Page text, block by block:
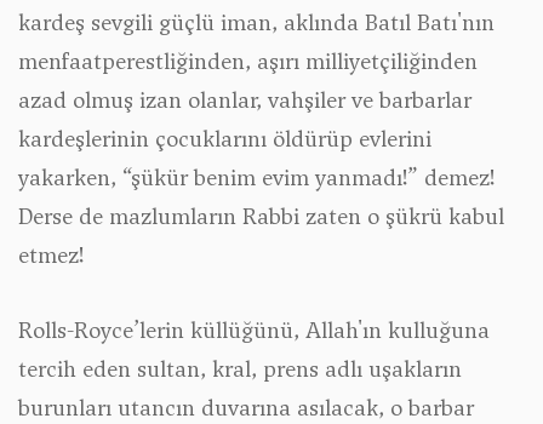
kardeş sevgili güçlü iman, aklında Batıl Batı'nın
menfaatperestliğinden, aşırı milliyetçiliğinden
azad olmuş izan olanlar, vahşiler ve barbarlar
kardeşlerinin çocuklarını öldürüp evlerini
yakarken, “şükür benim evim yanmadı!” demez!
Derse de mazlumların Rabbi zaten o şükrü kabul
etmez!
Rolls-Royce’lerin küllüğünü, Allah'ın kulluğuna
tercih eden sultan, kral, prens adlı uşakların
burunları utancın duvarına asılacak, o barbar